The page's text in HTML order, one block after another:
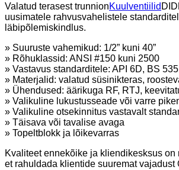
Valatud terasest trunnionKuulventiilid
uusimatele rahvusvahelistele
läbipõlemiskindlus.
» Suuruste vahemikud: 1/2” kuni 40”
» Rõhuklassid: ANSI #150 kuni 2500
» Vastavus standarditele: API 6D, BS
» Materjalid: valatud süsinikteras,
» Ühendused: äärikuga RF, RTJ,
» Valikuline lukustusseade või varre
» Valikuline otsekinnitus vastavalt
» Täisava või tavalise avaga
» Topeltblokk ja lõikevarras
Kvaliteet ennekõike ja kliendikesksus
et rahuldada klientide suuremat